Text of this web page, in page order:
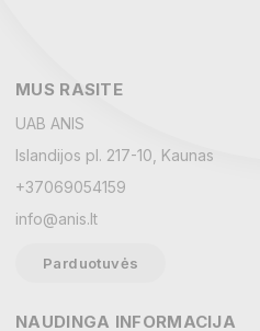
MUS RASITE
UAB ANIS
Islandijos pl. 217-10, Kaunas
+37069054159
info@anis.lt
Parduotuvės
NAUDINGA INFORMACIJA